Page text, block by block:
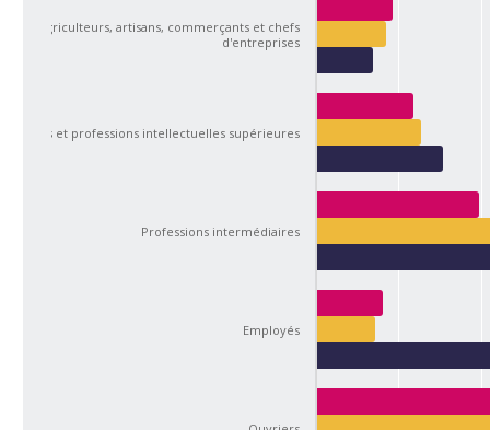
Agriculteurs, artisans, commerçants et chefs
d'entreprises
Cadres et professions intellectuelles supérieures
Professions intermédiaires
Employés